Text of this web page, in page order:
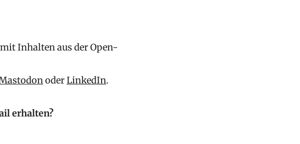
Inhalten aus der Open-
oderLinkedIn.
erhalten?